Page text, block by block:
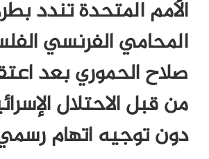
الأمم المتحدة تندد
المحامي الفرنسي
صلاح الحموري بعد
من قبل الاحتلال
دون توجيه اتهام